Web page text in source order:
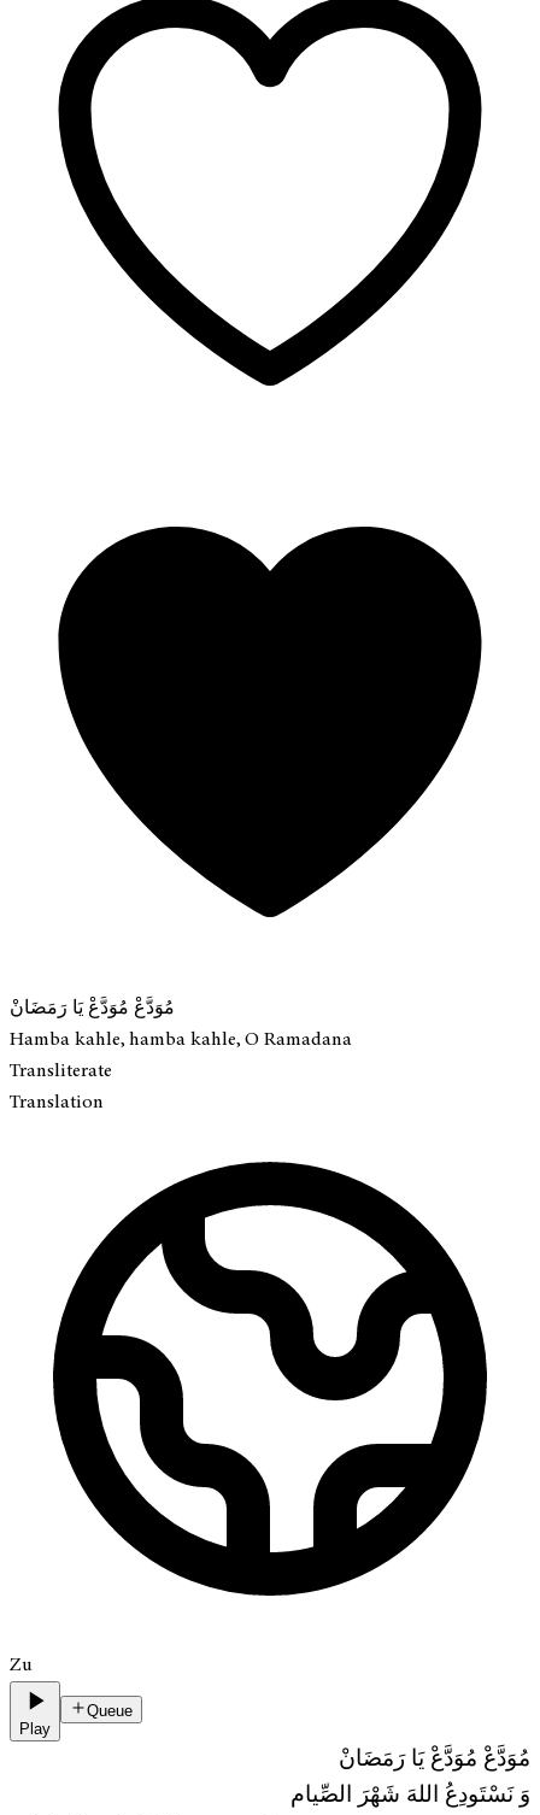
مُوَدَّعْ مُوَدَّعْ يَا رَمَضَانْ
Hamba kahle, hamba kahle, O Ramadana
Transliterate
Translation
Zu
Play
Queue
مُوَدَّعْ مُوَدَّعْ يَا رَمَضَانْ
وَ نَسْتَودِعُ اللهَ شَهْرَ الصِّيام